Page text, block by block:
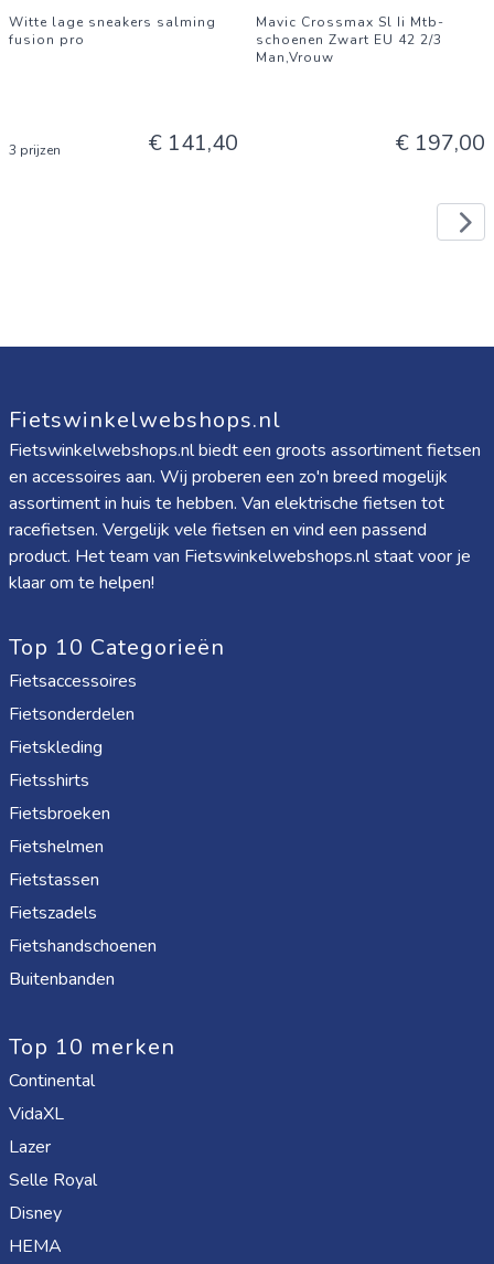
Witte lage sneakers salming
fusion pro
3 prijzen € 141,40
Mavic Crossmax Sl Ii Mtb-
schoenen Zwart EU 42 2/3
Man,Vrouw
€ 197,00
Fietswinkelwebshops.nl
Fietswinkelwebshops.nl biedt een groots assortiment fietsen
en accessoires aan. Wij proberen een zo'n breed mogelijk
assortiment in huis te hebben. Van elektrische fietsen tot
racefietsen. Vergelijk vele fietsen en vind een passend
product. Het team van Fietswinkelwebshops.nl staat voor je
klaar om te helpen!
Top 10 Categorieën
Fietsaccessoires
Fietsonderdelen
Fietskleding
Fietsshirts
Fietsbroeken
Fietshelmen
Fietstassen
Fietszadels
Fietshandschoenen
Buitenbanden
Top 10 merken
Continental
VidaXL
Lazer
Selle Royal
Disney
HEMA